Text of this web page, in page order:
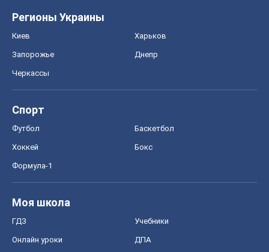
Регионы Украины
Киев Харьков
Запорожье Днепр
Черкассы
Спорт
Футбол Баскетбол
Хоккей Бокс
Формула-1
Моя школа
ГДЗ Учебники
Онлайн уроки ДПА